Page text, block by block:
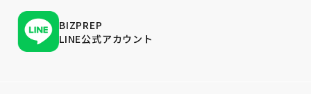
BIZPREP
LINE公式アカウント